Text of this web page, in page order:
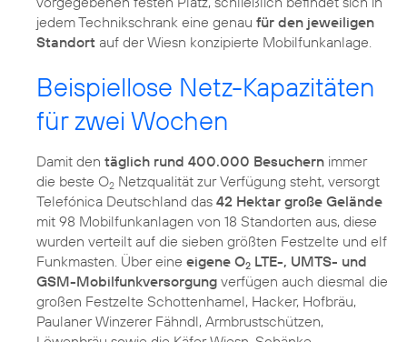
jedem Technikschrank eine genau für den jeweiligen
Standort auf der Wiesn konzipierte Mobilfunkanlage.
Beispiellose Netz-Kapazitäten
für zwei Wochen
Damit den täglich rund 400.000 Besuchern immer
die beste O2 Netzqualität zur Verfügung steht, versorgt
Telefónica Deutschland das 42 Hektar große Gelände
mit 98 Mobilfunkanlagen von 18 Standorten aus, diese
wurden verteilt auf die sieben größten Festzelte und elf
Funkmasten. Über eine eigene O2 LTE-, UMTS- und
GSM-Mobilfunkversorgung verfügen auch diesmal die
großen Festzelte Schottenhamel, Hacker, Hofbräu,
Paulaner Winzerer Fähndl, Armbrustschützen,